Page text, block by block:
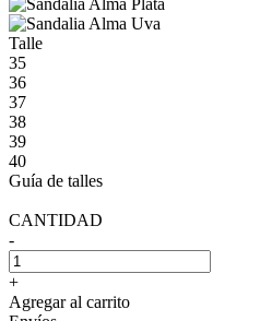
Talle
35
36
37
38
39
40
Guía de talles
CANTIDAD
-
+
Agregar al carrito